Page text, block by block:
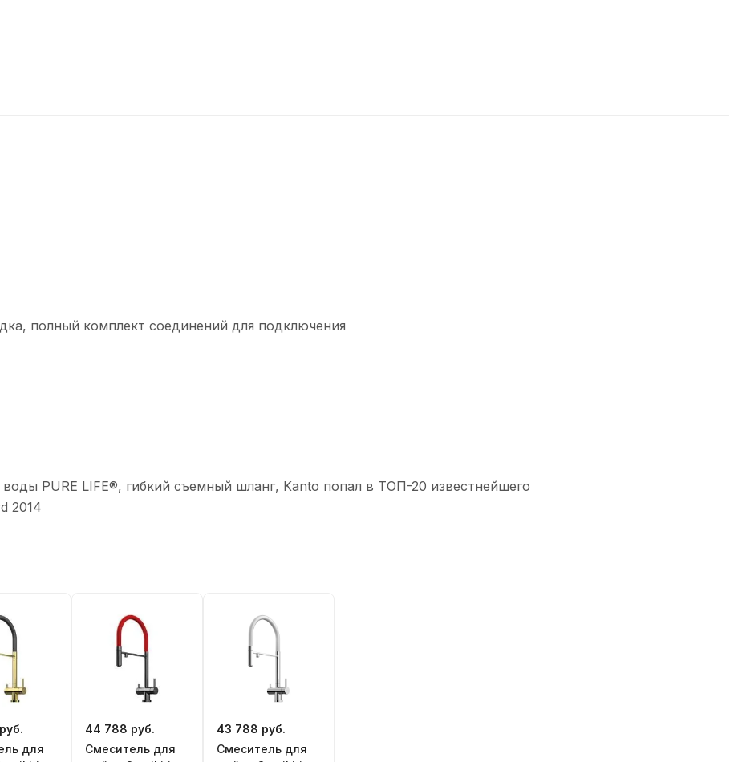
полный комплект соединений для подключения
PURE LIFE®, гибкий съемный шланг, Kanto попал в ТОП-20 известнейшего
2014
для
44 788 руб.
Смеситель для
43 788 руб.
Смеситель для